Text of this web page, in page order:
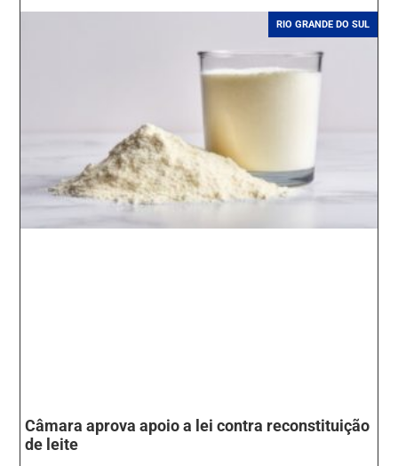
RIO GRANDE DO SUL
Câmara aprova apoio a lei contra reconstituição
de leite